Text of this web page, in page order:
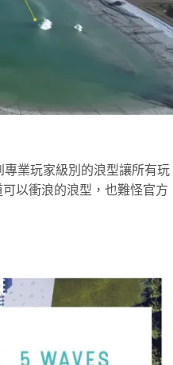
專業玩家級別的浪型讓所有玩
以衝浪的浪型，也難怪官方